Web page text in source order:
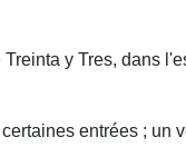
y Tres, dans
entrées ;